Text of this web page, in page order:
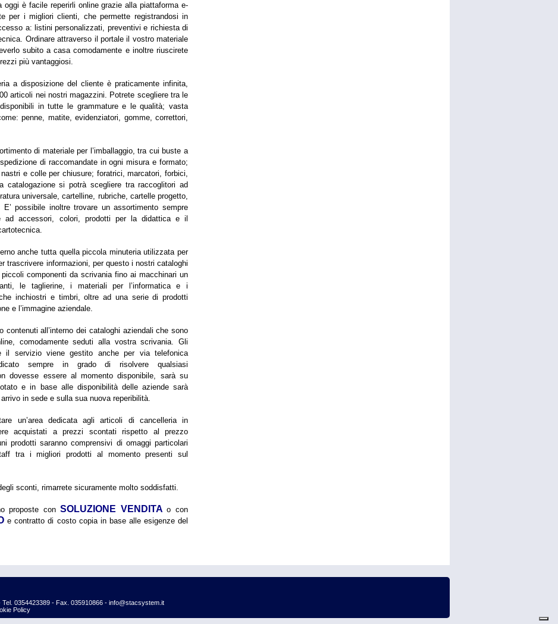
è facile reperirli online grazie alla piattaforma e-
per i migliori clienti, che permette registrandosi in
a: listini personalizzati, preventivi e richiesta di
Ordinare attraverso il portale il vostro materiale
subito a casa comodamente e inoltre riuscirete
più vantaggiosi.
a disposizione del cliente è praticamente infinita,
articoli nei nostri magazzini. Potrete scegliere tra le
in tutte le grammature e le qualità; vasta
penne, matite, evidenziatori, gomme, correttori,
di materiale per l’imballaggio, tra cui buste a
di raccomandate in ogni misura e formato;
e colle per chiusure; foratrici, marcatori, forbici,
catalogazione si potrà scegliere tra raccoglitori ad
universale, cartelline, rubriche, cartelle progetto,
E’ possibile inoltre trovare un assortimento sempre
ad accessori, colori, prodotti per la didattica e il
anche tutta quella piccola minuteria utilizzata per
trascrivere informazioni, per questo i nostri cataloghi
componenti da scrivania fino ai macchinari un
le taglierine, i materiali per l’informatica e i
inchiostri e timbri, oltre ad una serie di prodotti
e l’immagine aziendale.
all’interno dei cataloghi aziendali che sono
comodamente seduti alla vostra scrivania. Gli
servizio viene gestito anche per via telefonica
sempre in grado di risolvere qualsiasi
dovesse essere al momento disponibile, sarà su
e in base alle disponibilità delle aziende sarà
in sede e sulla sua nuova reperibilità.
un’area dedicata agli articoli di cancelleria in
acquistati a prezzi scontati rispetto al prezzo
prodotti saranno comprensivi di omaggi particolari
tra i migliori prodotti al momento presenti sul
sconti, rimarrete sicuramente molto soddisfatti.
proposte conSOLUZIONE VENDITA o con
e contratto di costo copia in base alle esigenze del
0354423389 - Fax. 035910866 - info@stacsystem.it
Policy